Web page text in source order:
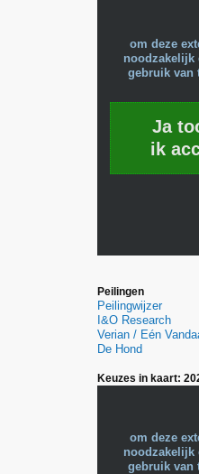
om deze
noodzakelijk
gebruik van
Ja
ik
Peilingen
Peilingwijzer
I&O Research
Verian / Eén
De Hond
Keuzes in kaart:
om deze
noodzakelijk
gebruik van